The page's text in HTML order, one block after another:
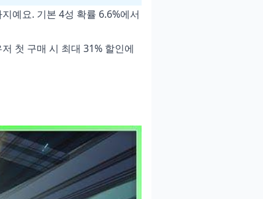
예요. 기본 4성 확률 6.6%에서
첫 구매 시 최대 31% 할인에